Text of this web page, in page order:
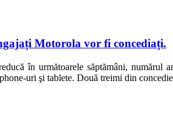
Motorola vor fi concediați.
în următoarele săptămâni,
uri şi tablete. Două treimi din